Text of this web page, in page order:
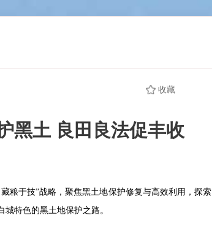
收藏
黑土 良田良法促丰收
粮于技”战略，聚焦黑土地保护修复与高效利用，探
特色的黑土地保护之路。